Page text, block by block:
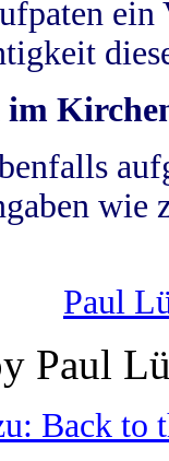
im
wie
Paul
Paul
Back to